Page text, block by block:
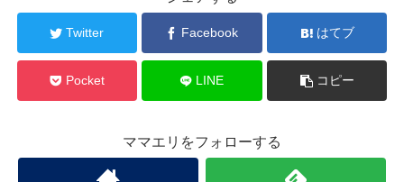
Twitter Facebook はてブ
Pocket LINE コピー
ママエリをフォローする